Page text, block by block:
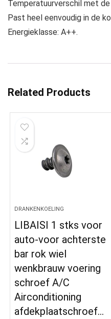
Temperatuurverschil met
Past heel eenvoudig in de
Energieklasse: A++.
Related Products
DRANKENKOELING
LIBAISI 1 stks voor
auto-voor achterste
bar rok wiel
wenkbrauw voering
schroef A/C
Airconditioning
afdekplaatschroef…